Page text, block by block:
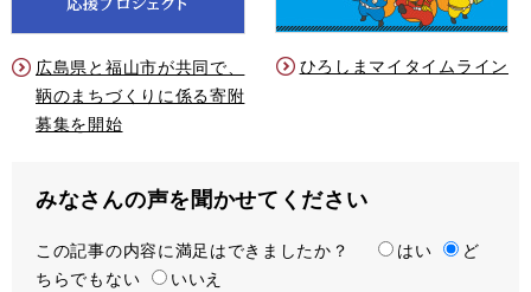
広島県と福山市が共同で、
鞆のまちづくりに係る寄附
募集を開始
ひろしまマイタイムライン
みなさんの声を聞かせてください
満
足
この記事の内容に満足はできましたか？ はい
ど
ちらでもない
いいえ